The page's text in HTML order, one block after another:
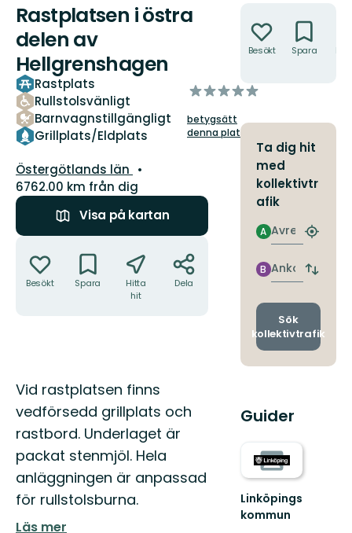
Rastplatsen i östra
delen av
Hellgrenshagen
Rastplats
Rullstolsvänligt
Barnvagnstillgängligt
Grillplats/Eldplats
av
stjärnor
betygsätt
denna plats!
Län:
Östergötlands län
6762.00 km från dig
Visa på kartan
Besökt Spara
Hitta
hit
Dela
Beskrivning
Vid rastplatsen finns
vedförsedd grillplats och
rastbord. Underlaget är
packat stenmjöl. Hela
anläggningen är anpassad
för rullstolsburna.
Läs mer
Besökt Spara
Ta dig hit
med
kollektivtr
afik
Avresa
A
Hitta
Ankomst
B
Byt
och
Sök
kollektivtrafik
Guider
Linköpings
kommun